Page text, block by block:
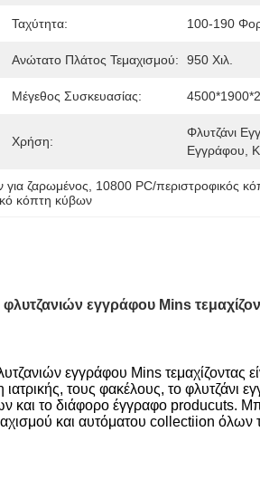
Ταχύτητα: 100-190
Ανώτατο Πλάτος Τεμαχισμού: 950 Χιλ.
Μέγεθος Συσκευασίας:
Χρήση:
Φλυτζάνι
Εγγράφου,
για ζαρωμένος 10800 PC/περιστροφικός
κόπτη κύβων
εγγράφου Mins
εγγράφου Mins τεμαχίζοντας
τους φακέλους, το φλυτζάνι
και το διάφορο έγγραφο producuts.
και αυτόματου collectiion